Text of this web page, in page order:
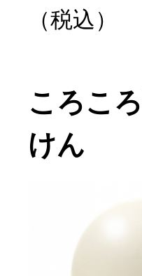
（税込）
ころこ
けん